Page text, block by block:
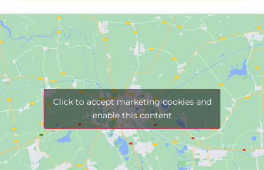
Click to accept marketing cookies and
enable this content